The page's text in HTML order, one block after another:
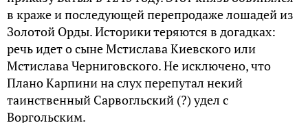
в краже и последующей перепродаже лошадей из
Золотой Орды. Историки теряются в догадках:
речь идет о сыне Мстислава Киевского или
Мстислава Черниговского. Не исключено, что
Плано Карпини на слух перепутал некий
таинственный Сарвогльский (?) удел с
Воргольским.